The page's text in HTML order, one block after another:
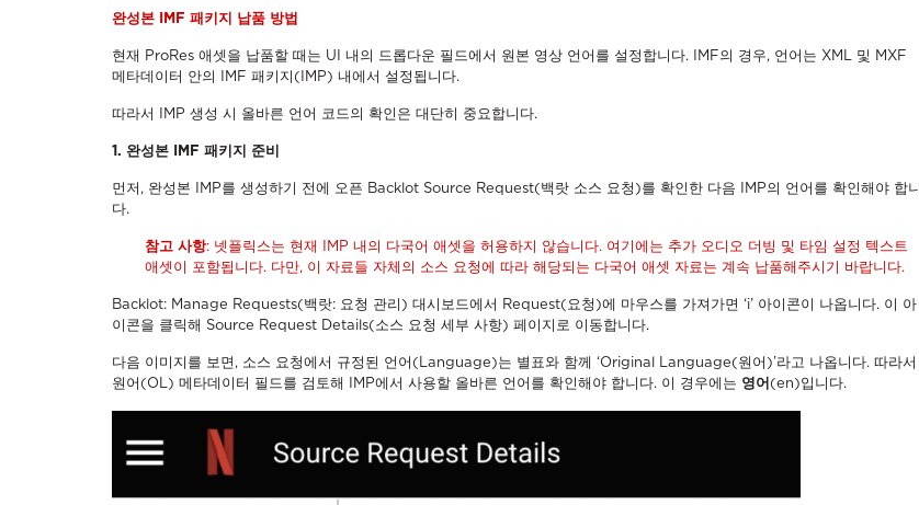
완성본 IMF 패키지 납품 방법
현재 ProRes 애셋을 납품할 때는 UI 내의 드롭다운 필드에서 원본 영상 언어를 설정합니다. IMF의 경우, 언어는 XML 및 MXF
메타데이터 안의 IMF 패키지(IMP) 내에서 설정됩니다.
따라서 IMP 생성 시 올바른 언어 코드의 확인은 대단히 중요합니다.
1. 완성본 IMF 패키지 준비
먼저, 완성본 IMP를 생성하기 전에 오픈 Backlot Source Request(백랏 소스 요청)를 확인한 다음 IMP의 언어를 확인해야 합니
다.
참고 사항: 넷플릭스는 현재 IMP 내의 다국어 애셋을 허용하지 않습니다. 여기에는 추가 오디오 더빙 및 타임 설정 텍스트
애셋이 포함됩니다. 다만, 이 자료들 자체의 소스 요청에 따라 해당되는 다국어 애셋 자료는 계속 납품해주시기 바랍니다.
Backlot: Manage Requests(백랏: 요청 관리) 대시보드에서 Request(요청)에 마우스를 가져가면 ‘i’ 아이콘이 나옵니다. 이 아
이콘을 클릭해 Source Request Details(소스 요청 세부 사항) 페이지로 이동합니다.
다음 이미지를 보면, 소스 요청에서 규정된 언어(Language)는 별표와 함께 ‘Original Language(원어)’라고 나옵니다. 따라서
원어(OL) 메타데이터 필드를 검토해 IMP에서 사용할 올바른 언어를 확인해야 합니다. 이 경우에는 영어 (en)입니다.